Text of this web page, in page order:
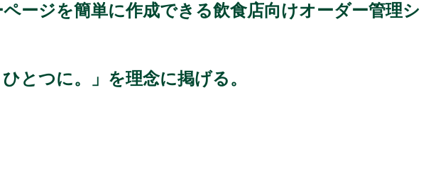
ージを簡単に作成できる飲食店向けオーダー管理
とつに。」を理念に掲げる。